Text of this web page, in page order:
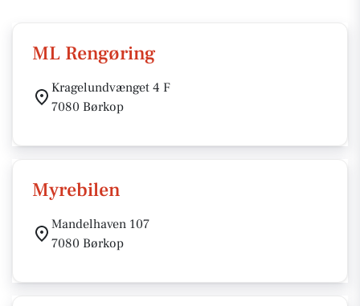
ML Rengøring
Kragelundvænget 4 F
7080 Børkop
Myrebilen
Mandelhaven 107
7080 Børkop